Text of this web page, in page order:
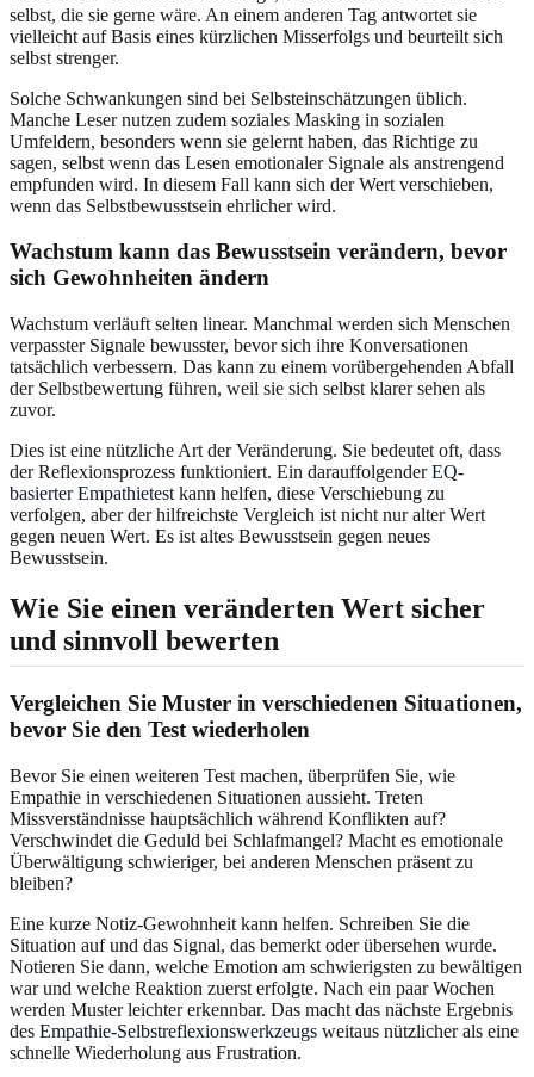
selbst, die sie gerne wäre. An einem anderen Tag antwortet sie
vielleicht auf Basis eines kürzlichen Misserfolgs und beurteilt sich
selbst strenger.
Solche Schwankungen sind bei Selbsteinschätzungen üblich.
Manche Leser nutzen zudem soziales Masking in sozialen
Umfeldern, besonders wenn sie gelernt haben, das Richtige zu
sagen, selbst wenn das Lesen emotionaler Signale als anstrengend
empfunden wird. In diesem Fall kann sich der Wert verschieben,
wenn das Selbstbewusstsein ehrlicher wird.
Wachstum kann das Bewusstsein verändern, bevor
sich Gewohnheiten ändern
Wachstum verläuft selten linear. Manchmal werden sich Menschen
verpasster Signale bewusster, bevor sich ihre Konversationen
tatsächlich verbessern. Das kann zu einem vorübergehenden Abfall
der Selbstbewertung führen, weil sie sich selbst klarer sehen als
zuvor.
Dies ist eine nützliche Art der Veränderung. Sie bedeutet oft, dass
der Reflexionsprozess funktioniert. Ein darauffolgenderEQ-
basierter Empathietest kann helfen, diese Verschiebung zu
verfolgen, aber der hilfreichste Vergleich ist nicht nur alter Wert
gegen neuen Wert. Es ist altes Bewusstsein gegen neues
Bewusstsein.
Wie Sie einen veränderten Wert sicher
und sinnvoll bewerten
Vergleichen Sie Muster in verschiedenen Situationen,
bevor Sie den Test wiederholen
Bevor Sie einen weiteren Test machen, überprüfen Sie, wie
Empathie in verschiedenen Situationen aussieht. Treten
Missverständnisse hauptsächlich während Konflikten auf?
Verschwindet die Geduld bei Schlafmangel? Macht es emotionale
Überwältigung schwieriger, bei anderen Menschen präsent zu
bleiben?
Eine kurze Notiz-Gewohnheit kann helfen. Schreiben Sie die
Situation auf und das Signal, das bemerkt oder übersehen wurde.
Notieren Sie dann, welche Emotion am schwierigsten zu bewältigen
war und welche Reaktion zuerst erfolgte. Nach ein paar Wochen
werden Muster leichter erkennbar. Das macht das nächste Ergebnis
des Empathie-Selbstreflexionswerkzeugs weitaus nützlicher als eine
schnelle Wiederholung aus Frustration.